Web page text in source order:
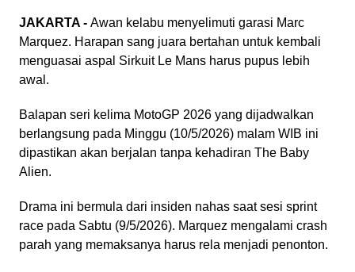
JAKARTA - Awan kelabu menyelimuti garasi Marc
Marquez. Harapan sang juara bertahan untuk kembali
menguasai aspal Sirkuit Le Mans harus pupus lebih
awal.
Balapan seri kelima MotoGP 2026 yang dijadwalkan
berlangsung pada Minggu (10/5/2026) malam WIB ini
dipastikan akan berjalan tanpa kehadiran The Baby
Alien.
Drama ini bermula dari insiden nahas saat sesi sprint
race pada Sabtu (9/5/2026). Marquez mengalami crash
parah yang memaksanya harus rela menjadi penonton.